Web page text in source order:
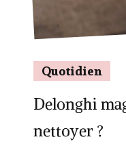
Quotidien
Delonghi
nettoyer ?